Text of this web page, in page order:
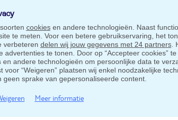
cookiesen andere technologieën. Naast
te meten. Voor een betere gebruikservaring, het
verbeteren delen wij jouw gegevens met 24 partners.
advertenties te tonen. Door op “Accepteer cookies”
andere technologieën om persoonlijke data te
voor “Weigeren” plaatsen wij enkel noodzakelijke
sprake van gepersonaliseerde content.
Meer informatie